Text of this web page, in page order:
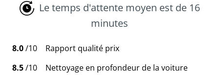
Le temps d'attente moyen est de 16
minutes
8.0/10
Rapport qualité prix
8.5/10
Nettoyage en profondeur de la voiture